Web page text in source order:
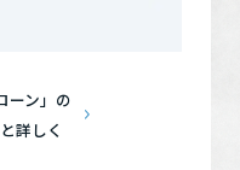
ーン」の
詳しく